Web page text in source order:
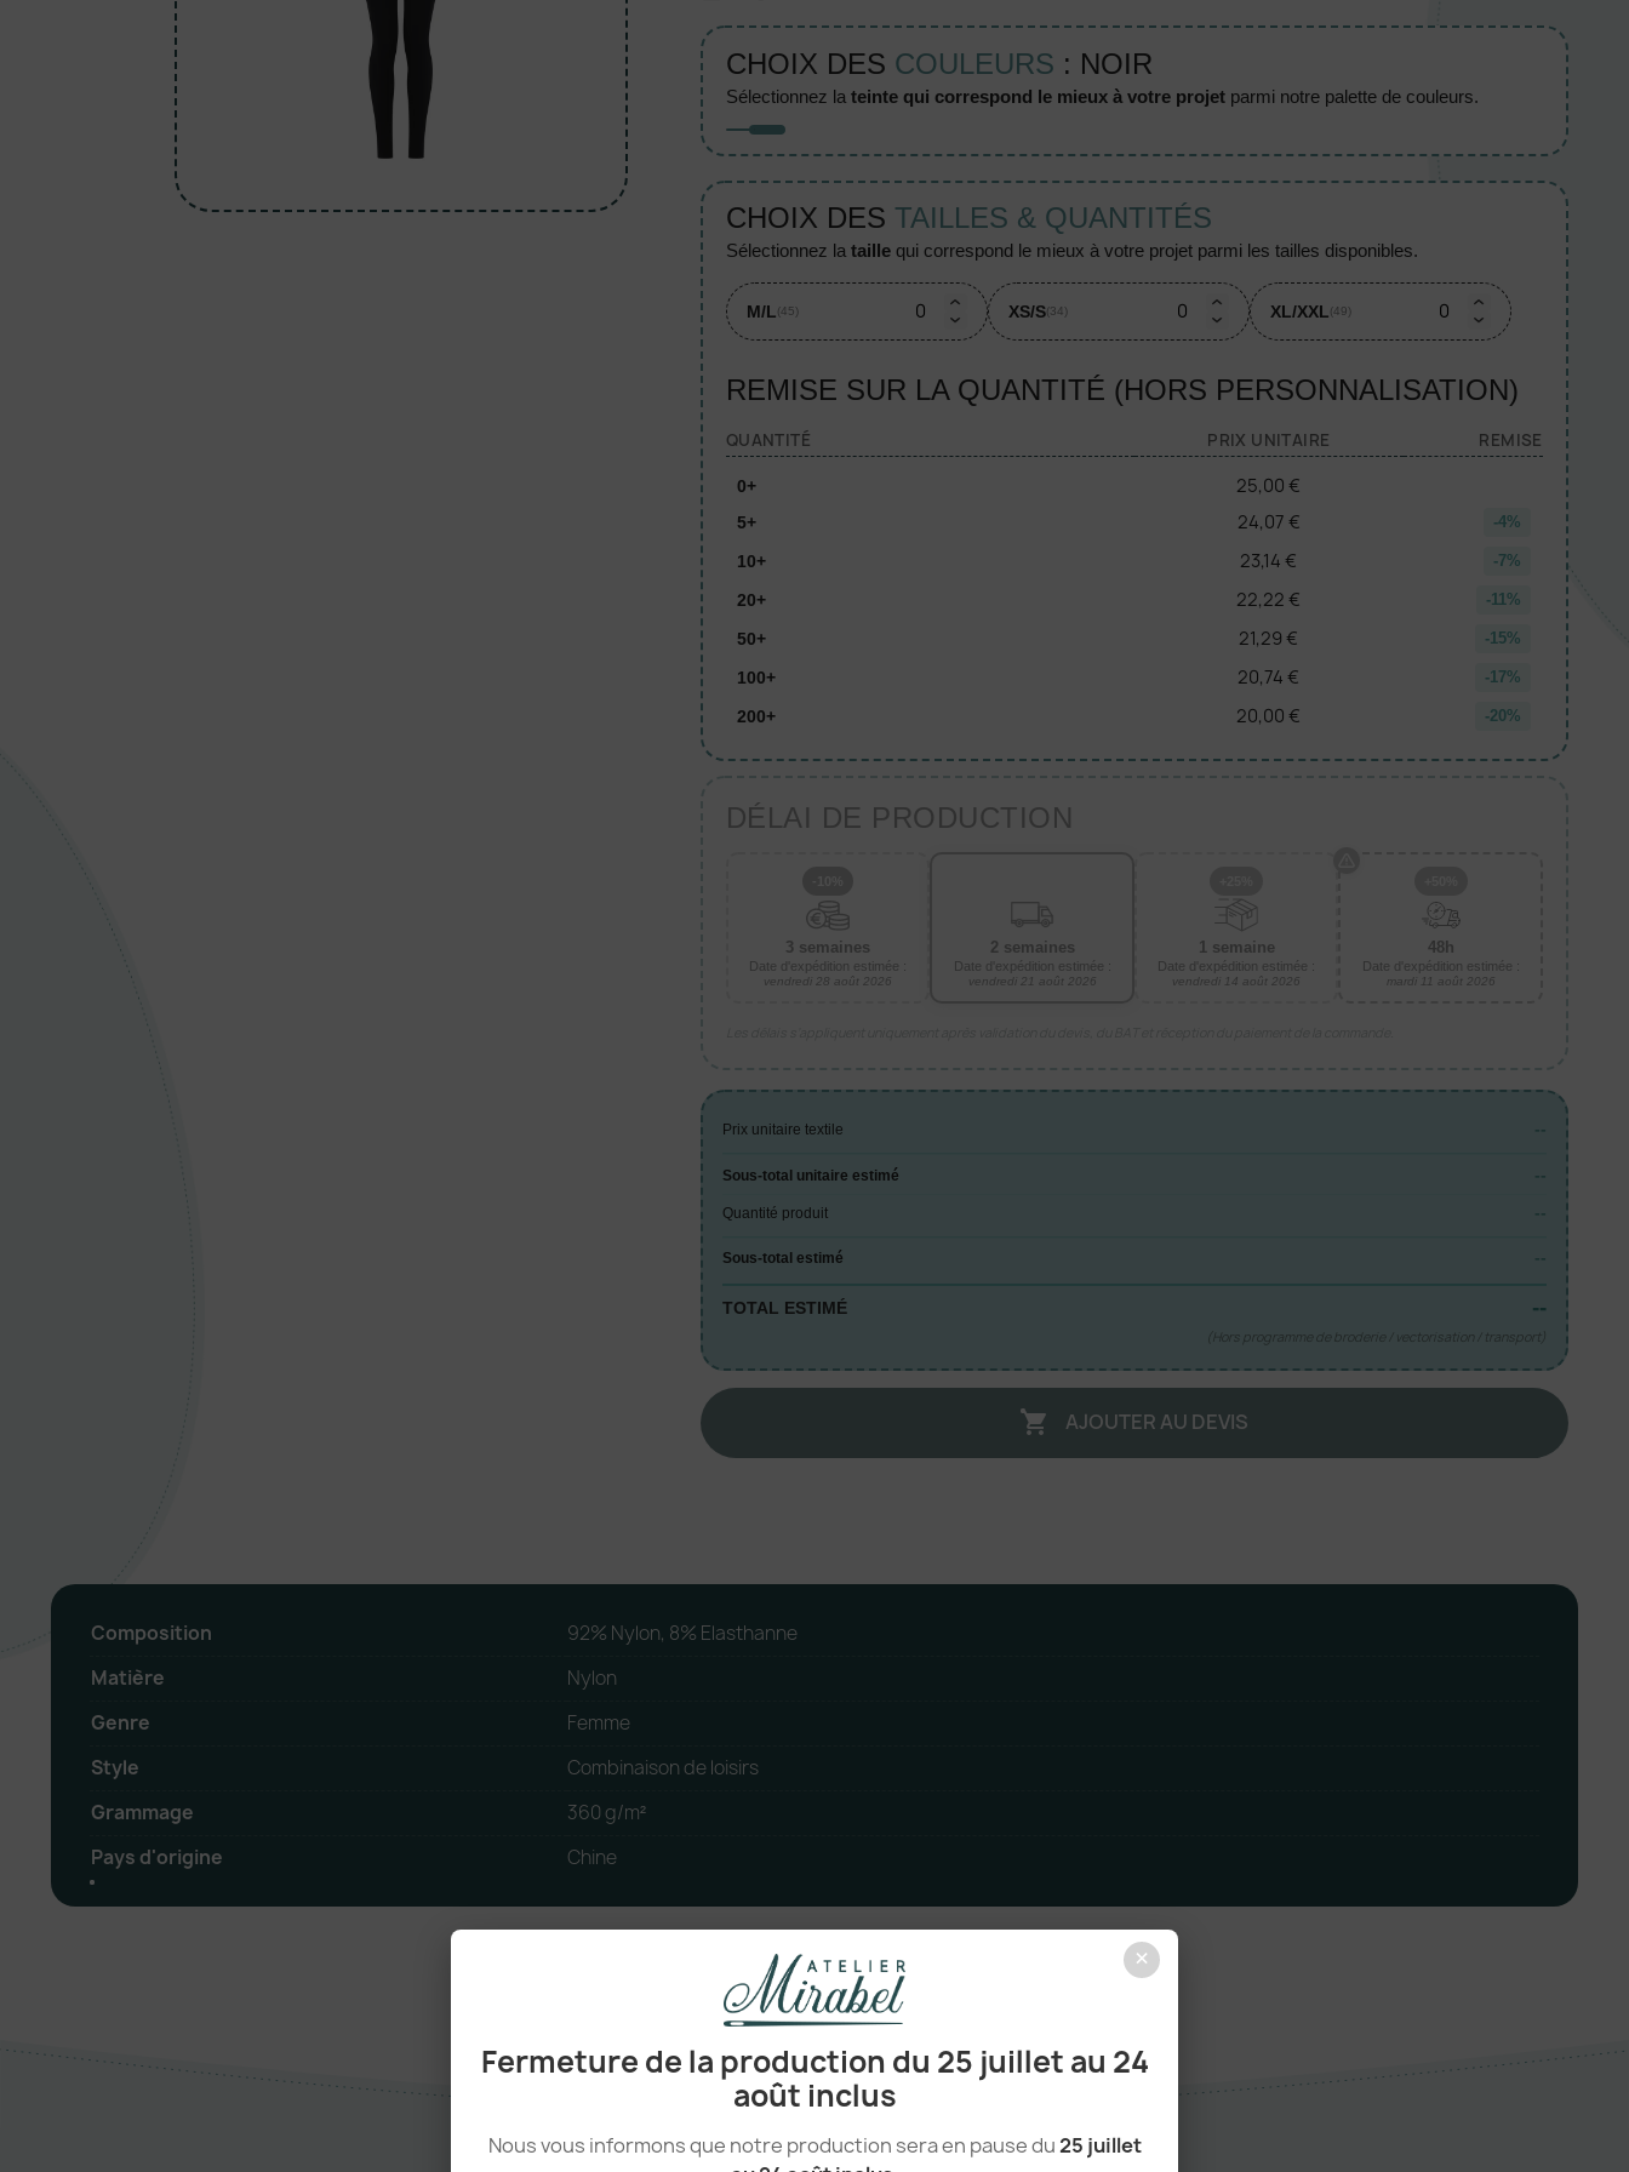
×
Fermeture de la production du 25 juillet au 24
août inclus
Nous vous informons que notre production sera en pause du25 juillet
CHOIX DES COULEURS : NOIR
sélectionnez la teinte qui correspond le mieux à votre projetparmi notre palette de couleurs.
CHOIX DES TAILLES & QUANTITÉS
sélectionnez la taillequi correspond le mieux à votre projet parmi les tailles disponibles.
M/L(45) XS/S(34) XL/XXL(49)
REMISE SUR LA QUANTITÉ (HORS PERSONNALISATION)
QUANTITÉ PRIX UNITAIRE REMISE
0+ 25,00 €
5+ 24,07 € -4%
10+ 23,14 € -7%
20+ 22,22 € -11%
50+ 21,29 € -15%
100+ 20,74 € -17%
200+ 20,00 € -20%
DÉLAI DE PRODUCTION
3 semaines
Date d'expédition estimée :
vendredi 28 août 2026
2 semaines
Date d'expédition estimée :
vendredi 21 août 2026
1 semaine
Date d'expédition estimée :
vendredi 14 août 2026
48h
Date d'expédition estimée :
mardi 11 août 2026
Prix unitaire textile --
Sous-total unitaire estimé --
Quantité produit --
Sous-total estimé --
TOTAL ESTIMÉ --
(Hors programme de broderie / vectorisation / transport)
 AJOUTER AU DEVIS
Composition
92% Nylon, 8% Elasthanne
Matière
Nylon
Genre
Femme
Style
Combinaison de loisirs
Grammage
360 g/m²
Pays d'origine
Chine